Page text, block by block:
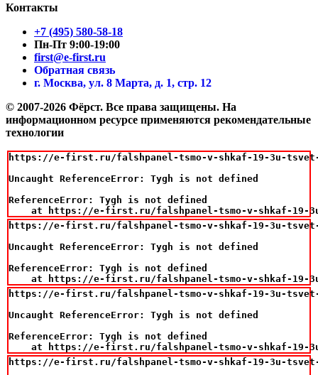
Контакты
+7 (495) 580-58-18
Пн-Пт 9:00-19:00
first@e-first.ru
Обратная связь
г. Москва, ул. 8 Марта, д. 1, стр. 12
© 2007-2026 Фёрст. Все права защищены. На
информационном ресурсе применяются рекомендательные
технологии
https://e-first.ru/falshpanel-tsmo-v-shkaf-19-3u-tsvet-
Uncaught ReferenceError: Tygh is not defined
ReferenceError: Tygh is not defined
at https://e-first.ru/falshpanel-tsmo-v-shkaf-19-
https://e-first.ru/falshpanel-tsmo-v-shkaf-19-3u-tsvet-
Uncaught ReferenceError: Tygh is not defined
ReferenceError: Tygh is not defined
at https://e-first.ru/falshpanel-tsmo-v-shkaf-19-
https://e-first.ru/falshpanel-tsmo-v-shkaf-19-3u-tsvet-
Uncaught ReferenceError: Tygh is not defined
ReferenceError: Tygh is not defined
at https://e-first.ru/falshpanel-tsmo-v-shkaf-19-
https://e-first.ru/falshpanel-tsmo-v-shkaf-19-3u-tsvet-